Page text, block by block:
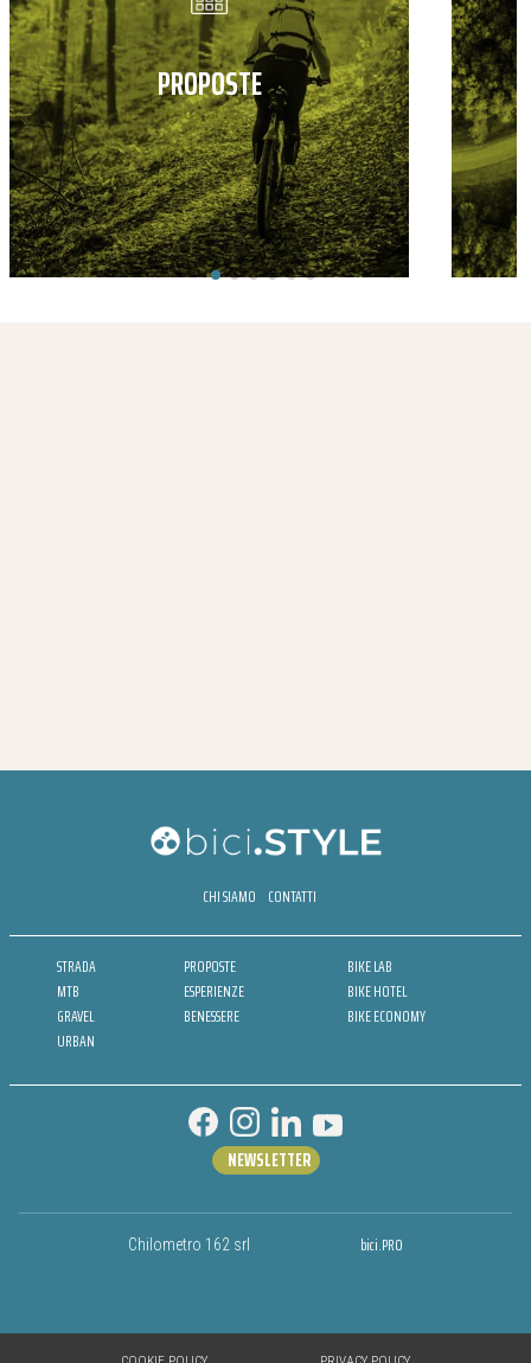
PROPOSTE
CHI SIAMO CONTATTI
STRADA
MTB
GRAVEL
URBAN
PROPOSTE
ESPERIENZE
BENESSERE
BIKE LAB
BIKE HOTEL
BIKE ECONOMY
Chilometro 162 srl bici.PRO
NEWSLETTER